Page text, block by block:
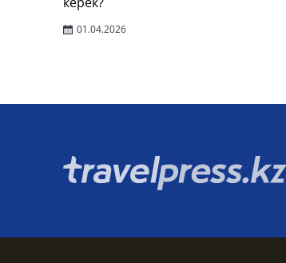
01.04.2026